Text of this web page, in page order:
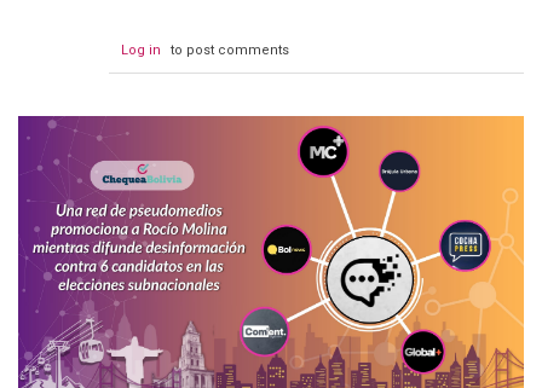
Log in to post comments